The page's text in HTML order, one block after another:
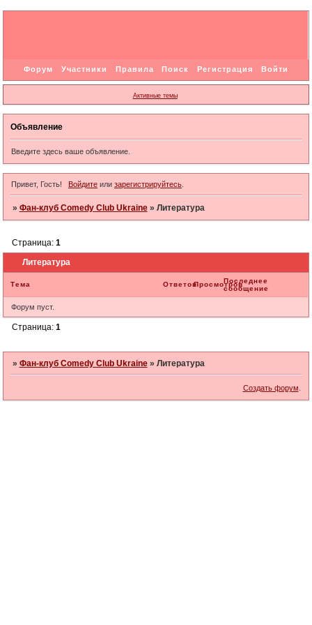
Форум Участники Правила Поиск Регистрация Войти
Активные темы
Объявление
Введите здесь ваше объявление.
Привет, Гость! Войдитеили зарегистрируйтесь.
» Фан-клуб Comedy Club Ukraine » Литература
Литература
Страница: 1
Тема ОтветовПросмотровПоследнее
сообщение
Форум пуст.
Страница: 1
» Фан-клуб Comedy Club Ukraine » Литература
Создать форум